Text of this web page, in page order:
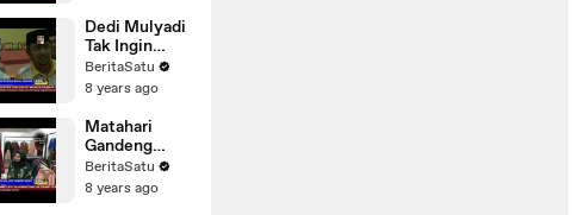
Dedi Mulyadi
Tak Ingin
Menang
Berdasarkan
BeritaSatu
8 years ago
Matahari
Gandeng
Desainer
Muda di IFF
BeritaSatu
8 years ago